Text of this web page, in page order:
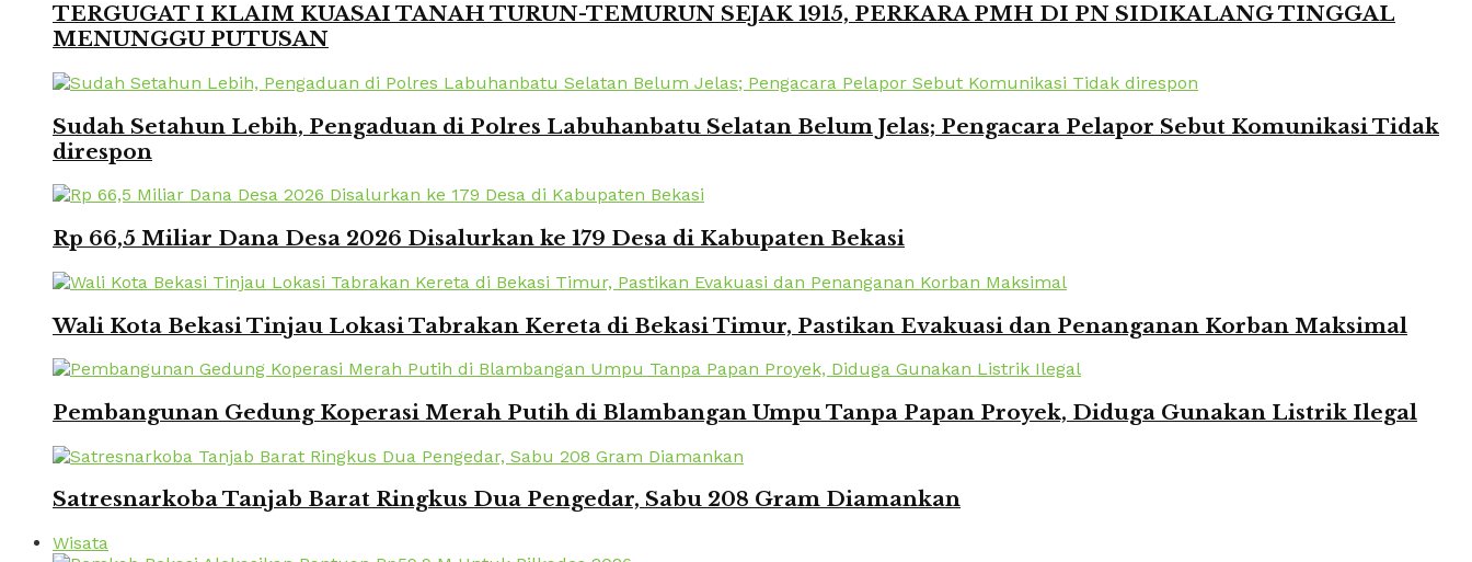
TERGUGAT I KLAIM KUASAI TANAH TURUN-TEMURUN SEJAK 1915, PERKARA PMH DI PN SIDIKALANG TINGGAL
MENUNGGU PUTUSAN
Sudah Setahun Lebih, Pengaduan di Polres Labuhanbatu Selatan Belum Jelas; Pengacara Pelapor Sebut Komunikasi Tidak
direspon
Rp 66,5 Miliar Dana Desa 2026 Disalurkan ke 179 Desa di Kabupaten Bekasi
Wali Kota Bekasi Tinjau Lokasi Tabrakan Kereta di Bekasi Timur, Pastikan Evakuasi dan Penanganan Korban Maksimal
Pembangunan Gedung Koperasi Merah Putih di Blambangan Umpu Tanpa Papan Proyek, Diduga Gunakan Listrik Ilegal
Satresnarkoba Tanjab Barat Ringkus Dua Pengedar, Sabu 208 Gram Diamankan
Wisata